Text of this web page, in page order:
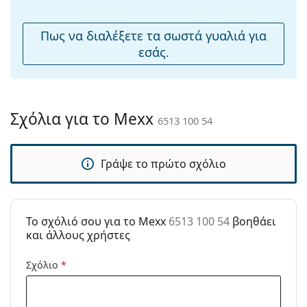
άρθρωση:
Όχι
Αξεσουάρ
Πανί
καθαρισμού:
Όχι
Τύπος:
Γυναικεία
Μάρκα:
Mexx
6513 100 54
Πως να διαλέξετε τα σωστά γυαλιά για
εσάς.
Σχόλια για το Mexx 6513 100 54
Γράψε το πρώτο σχόλιο
To σχόλιό σου για το Mexx 6513 100 54 βοηθάει
και άλλους χρήστες
Σχόλιο *